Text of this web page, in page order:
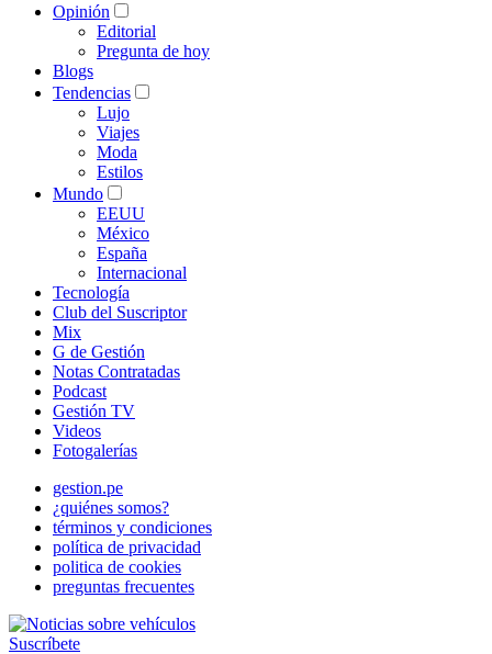
Opinión
Editorial
Pregunta de hoy
Blogs
Tendencias
Lujo
Viajes
Moda
Estilos
Mundo
EEUU
México
España
Internacional
Tecnología
Club del Suscriptor
Mix
G de Gestión
Notas Contratadas
Podcast
Gestión TV
Videos
Fotogalerías
gestion.pe
¿quiénes somos?
términos y condiciones
política de privacidad
politica de cookies
preguntas frecuentes
Suscríbete